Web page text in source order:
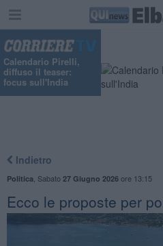
Calendario Pirelli,
diffuso il teaser:
focus sull'India
Indietro
Politica Sabato 27 Giugno 2026ore 13:15
Ecco le proposte per